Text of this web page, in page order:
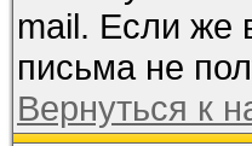
mail. Если же
письма не
Вернуться к